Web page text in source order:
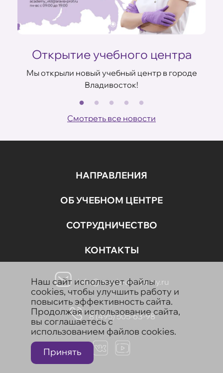
Открытие учебного центра
Мы открыли новый учебный центр в городе
Владивосток!
Смотреть все новости
НАПРАВЛЕНИЯ
ОБ УЧЕБНОМ ЦЕНТРЕ
СОТРУДНИЧЕСТВО
КОНТАКТЫ
info@aravia-academy.ru
8 (495) 505-63-98
Наш сайт использует файлы
cookies, чтобы улучшить работу и
повысить эффективность сайта.
Продолжая использование сайта,
вы соглашаетесь с
использованием файлов cookies.
Принять